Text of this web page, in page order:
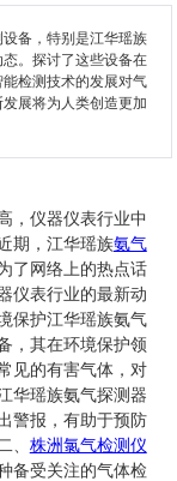
备，特别是江华瑶族
。探讨了这些设备在
检测技术的发展对气
展将为人类创造更加
，仪器仪表行业中
期，江华瑶族氨气
了网络上的热点话
仪表行业的最新动
保护江华瑶族氨气
，其在环境保护领
见的有害气体，对
华瑶族氨气探测器
警报，有助于预防
、 株洲氯气检测仪
备受关注的气体检